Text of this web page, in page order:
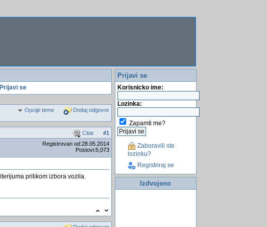
se
Opcije teme Dodaj odgovor
Citat #1
Registrovan od:28.05.2014
Postovi:5,073
prilikom izbora vozila.
Prijavi se
Korisnicko ime:
Lozinka:
Zapamti me?
Zaboravili ste
lozinku?
Registriraj se
Izdvojeno